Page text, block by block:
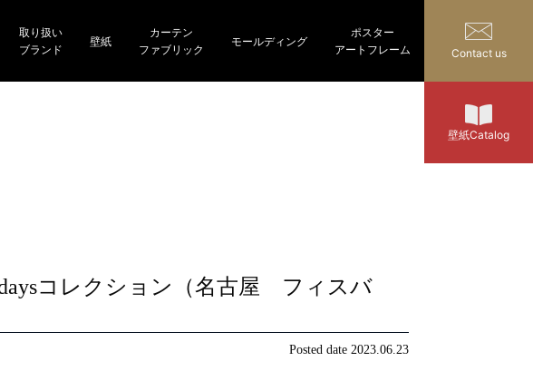
取り扱い
ブランド
壁紙
カーテン
ファブリック
モールディング
ポスター
アートフレーム
Contact us
壁紙Catalog
コレクション（名古屋 フィスバ
Posted date 2023.06.23